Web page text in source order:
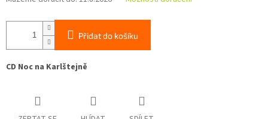
Přidat do košíku
CD Noc na Karlštejně